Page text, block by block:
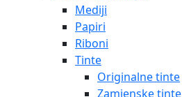
Mediji
Papiri
Riboni
Tinte
Originalne tinte
Zamjenske tinte